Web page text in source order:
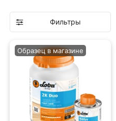
Фильтры
Образец в магазине